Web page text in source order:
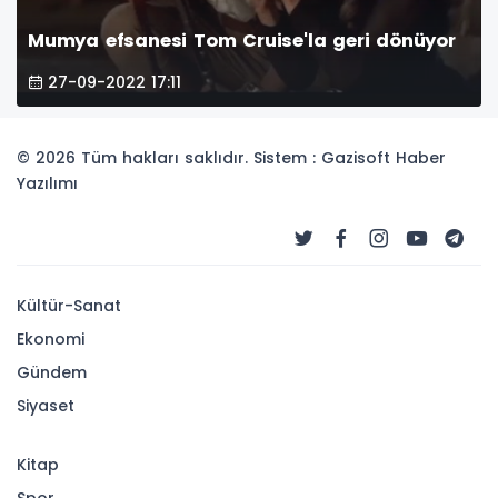
Mumya efsanesi Tom Cruise'la geri dönüyor
27-09-2022 17:11
© 2026 Tüm hakları saklıdır. Sistem : Gazisoft Haber
Yazılımı
Kültür-Sanat
Ekonomi
Gündem
Siyaset
Kitap